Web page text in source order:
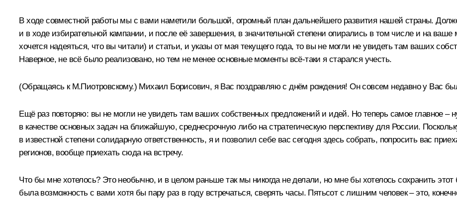
В ходе совместной работы мы с вами наметили большой, огромный план дальнейшего развития нашей страны.
и в ходе избирательной кампании, и после её завершения, в значительной степени опирались в том числе и на
хочется надеяться, что вы читали) и статьи, и указы от мая текущего года, то вы не могли не увидеть там ваших
Наверное, не всё было реализовано, но тем не менее основные моменты всё‑таки я старался учесть.
(Обращаясь к М.Пиотровскому.) Михаил Борисович, я Вас поздравляю с днём рождения! Он совсем недавно у Вас
Ещё раз повторяю: вы не могли не увидеть там ваших собственных предложений и идей. Но теперь самое главное
в качестве основных задач на ближайшую, среднесрочную либо на стратегическую перспективу для России.
в известной степени солидарную ответственность, я и позволил себе вас сегодня здесь собрать, попросить вас
регионов, вообще приехать сюда на встречу.
Что бы мне хотелось? Это необычно, и в целом раньше так мы никогда не делали, но мне бы хотелось сохранить
была возможность с вами хотя бы пару раз в году встречаться, сверять часы. Пятьсот с лишним человек – это,